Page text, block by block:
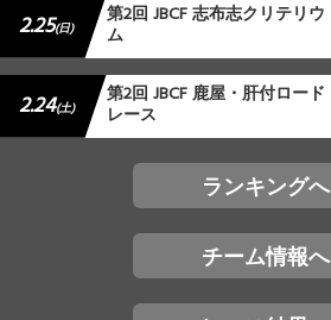
2.25(日) 第2回 JBCF 志布志クリテリウ
ム
2.24(土) 第2回 JBCF 鹿屋・肝付ロード
レース
ランキングへ
チーム情報へ